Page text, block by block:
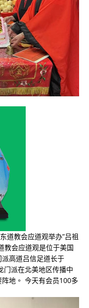
道教会应道观举办”吕祖
教会应道观是位于美国
高道吕信足道长于
门派在北美地区传播中
地。 今天有会员100多